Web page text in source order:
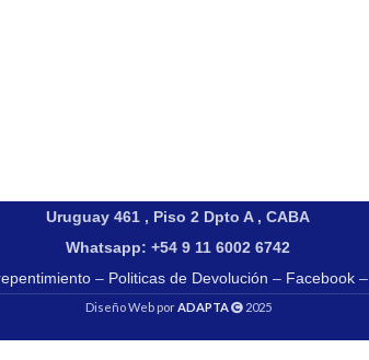
Uruguay 461 , Piso 2 Dpto A , CABA
Whatsapp: +54 9 11 6002 6742
– Politicas de Devolución – Facebook–
Diseño Web porADAPTA 2025